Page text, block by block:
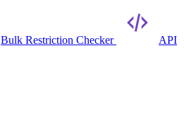
Bulk Restriction Checker
API